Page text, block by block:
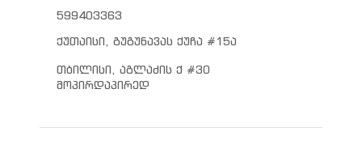
599403363
ქუთაისი, გუგუნავას ქუჩა #15ა
თბილისი, აგლაძის ქ #30
მოპირდაპირედ